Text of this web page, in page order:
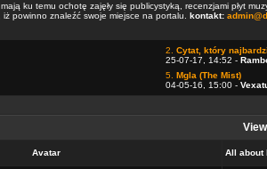
ku temu ochotę zajęły się publicystyką, recenzjami płyt
iż powinno znaleźć swoje miejsce na portalu. kontakt:
2. Cytat, który
25-07-17, 14:52 -
5. Mgla (The Mist)
04-05-16, 15:00 -
Avatar All about